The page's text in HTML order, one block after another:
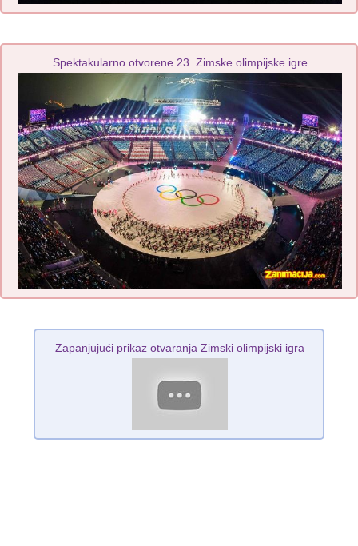
Spektakularno otvorene 23. Zimske olimpijske igre
Zapanjujući prikaz otvaranja Zimski olimpijski igra